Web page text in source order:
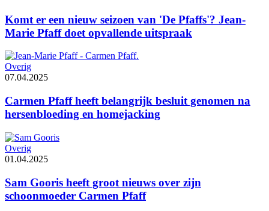
Komt er een nieuw seizoen van 'De Pfaffs'? Jean-
Marie Pfaff doet opvallende uitspraak
Overig
07.04.2025
Carmen Pfaff heeft belangrijk besluit genomen na
hersenbloeding en homejacking
Overig
01.04.2025
Sam Gooris heeft groot nieuws over zijn
schoonmoeder Carmen Pfaff